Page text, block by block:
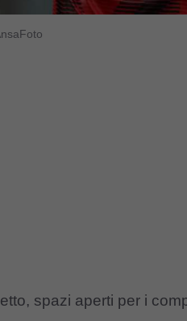
spazi aperti per i